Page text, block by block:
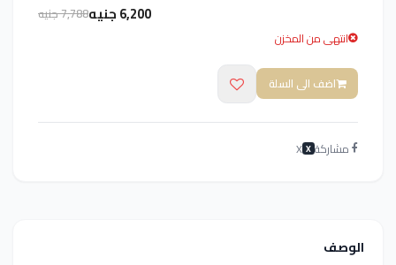
6,200 جنيه
7,788 جنيه
انتهى من المخزن
اضف الى السلة
مشاركة X
X
الوصف